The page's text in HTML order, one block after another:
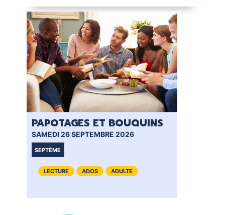
PAPOTAGES ET BOUQUINS
SAMEDI 26 SEPTEMBRE 2026
SEPTÈME
LECTURE ADOS ADULTE